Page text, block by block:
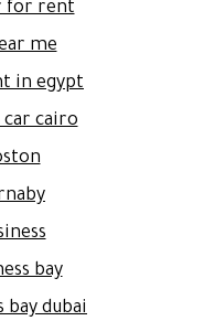
for rent
me
in egypt
cairo
bay
bay dubai